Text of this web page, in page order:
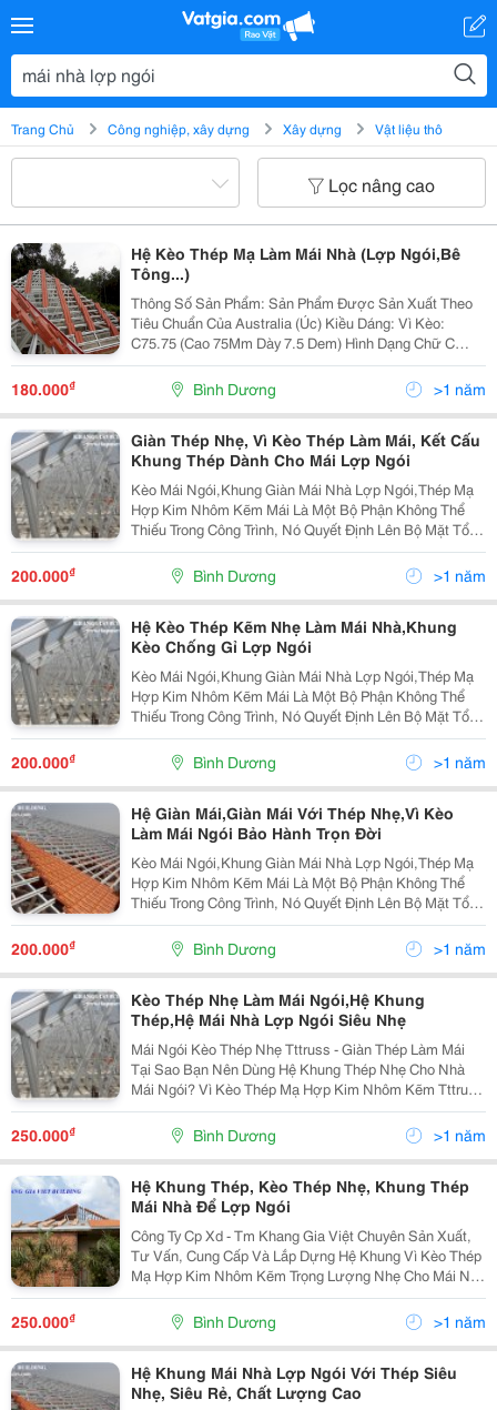
Trang Chủ Công nghiệp, xây dựng Xây dựng Vật liệu thô
Lọc nâng cao
Hệ Kèo Thép Mạ Làm Mái Nhà (Lợp Ngói,Bê
Tông...)
Thông Số Sản Phẩm: Sản Phẩm Được Sản Xuất Theo
Tiêu Chuẩn Của Australia (Úc) Kiều Dáng: Vì Kèo:
C75.75 (Cao 75Mm Dày 7.5 Dem) Hình Dạng Chữ C
Được Chấn Hai Sóng Ở Mặt Hông Nhàm Hỗ Trợ Độ
Cứng Cho Sản Phầm. Kiểu Dáng: Mè (Li Tô) Ts 40.48
180.000₫ Bình Dương >1 năm
Giàn Thép Nhẹ, Vì Kèo Thép Làm Mái, Kết Cấu
Khung Thép Dành Cho Mái Lợp Ngói
Kèo Mái Ngói,Khung Giàn Mái Nhà Lợp Ngói,Thép Mạ
Hợp Kim Nhôm Kẽm Mái Là Một Bộ Phận Không Thể
Thiếu Trong Công Trình, Nó Quyết Định Lên Bộ Mặt Tổng
Thể Kiến Trúc. Nhưng Làm Như Thế Nào? Làm Với Vật
Liệu Gì? An Toàn, Tiết Kiệm Và Hợp Ý Đó Là Điều
200.000₫ Bình Dương >1 năm
Hệ Kèo Thép Kẽm Nhẹ Làm Mái Nhà,Khung
Kèo Chống Gỉ Lợp Ngói
Kèo Mái Ngói,Khung Giàn Mái Nhà Lợp Ngói,Thép Mạ
Hợp Kim Nhôm Kẽm Mái Là Một Bộ Phận Không Thể
Thiếu Trong Công Trình, Nó Quyết Định Lên Bộ Mặt Tổng
Thể Kiến Trúc. Nhưng Làm Như Thế Nào? Làm Với Vật
Liệu Gì? An Toàn, Tiết Kiệm Và Hợp Ý Đó Là Điều
200.000₫ Bình Dương >1 năm
Hệ Giàn Mái,Giàn Mái Với Thép Nhẹ,Vì Kèo
Làm Mái Ngói Bảo Hành Trọn Đời
Kèo Mái Ngói,Khung Giàn Mái Nhà Lợp Ngói,Thép Mạ
Hợp Kim Nhôm Kẽm Mái Là Một Bộ Phận Không Thể
Thiếu Trong Công Trình, Nó Quyết Định Lên Bộ Mặt Tổng
Thể Kiến Trúc. Nhưng Làm Như Thế Nào? Làm Với Vật
Liệu Gì? An Toàn, Tiết Kiệm Và Hợp Ý Đó Là Điều
200.000₫ Bình Dương >1 năm
Kèo Thép Nhẹ Làm Mái Ngói,Hệ Khung
Thép,Hệ Mái Nhà Lợp Ngói Siêu Nhẹ
Mái Ngói Kèo Thép Nhẹ Tttruss - Giàn Thép Làm Mái
Tại Sao Bạn Nên Dùng Hệ Khung Thép Nhẹ Cho Nhà
Mái Ngói? Vì Kèo Thép Mạ Hợp Kim Nhôm Kẽm Tttruss
Được Thiết Kế Tự Động Bằng Phần Mềm Độc Quyền
Chuyên Nghiệp Của Khang Gia Viet Building. Việc
250.000₫ Bình Dương >1 năm
Hệ Khung Thép, Kèo Thép Nhẹ, Khung Thép
Mái Nhà Để Lợp Ngói
Công Ty Cp Xd - Tm Khang Gia Việt Chuyên Sản Xuất,
Tư Vấn, Cung Cấp Và Lắp Dựng Hệ Khung Vì Kèo Thép
Mạ Hợp Kim Nhôm Kẽm Trọng Lượng Nhẹ Cho Mái Nhà
Gồm Thép Xanh Và Thép Trắng Thương Hiệu Tttruss Có
Xuất Sứ Rõ Ràng Từ Châu Âu. Nhằm Khắc Phục Nhữn
250.000₫ Bình Dương >1 năm
Hệ Khung Mái Nhà Lợp Ngói Với Thép Siêu
Nhẹ, Siêu Rẻ, Chất Lượng Cao